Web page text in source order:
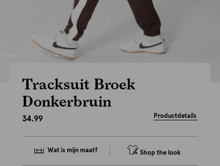
Tracksuit Broek
Donkerbruin
34.99 Productdetails
Wat is mijn maat? Shop the look